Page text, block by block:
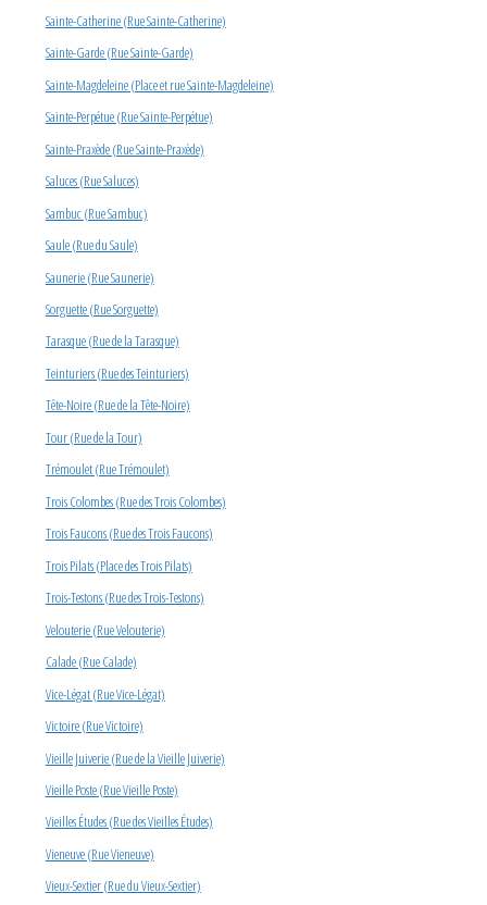
Sainte-Catherine (Rue Sainte-Catherine)
Sainte-Garde (Rue Sainte-Garde)
Sainte-Magdeleine (Place et rue Sainte-Magdeleine)
Sainte-Perpétue (Rue Sainte-Perpétue)
Sainte-Praxède (Rue Sainte-Praxède)
Saluces (Rue Saluces)
Sambuc (Rue Sambuc)
Saule (Rue du Saule)
Saunerie (Rue Saunerie)
Sorguette (Rue Sorguette)
Tarasque (Rue de la Tarasque)
Teinturiers (Rue des Teinturiers)
Tête-Noire (Rue de la Tête-Noire)
Tour (Rue de la Tour)
Trémoulet (Rue Trémoulet)
Trois Colombes (Rue des Trois Colombes)
Trois Faucons (Rue des Trois Faucons)
Trois Pilats (Place des Trois Pilats)
Trois-Testons (Rue des Trois-Testons)
Velouterie (Rue Velouterie)
Calade (Rue Calade)
Vice-Légat (Rue Vice-Légat)
Victoire (Rue Victoire)
Vieille Juiverie (Rue de la Vieille Juiverie)
Vieille Poste (Rue Vieille Poste)
Vieilles Études (Rue des Vieilles Études)
Vieneuve (Rue Vieneuve)
Vieux-Sextier (Rue du Vieux-Sextier)